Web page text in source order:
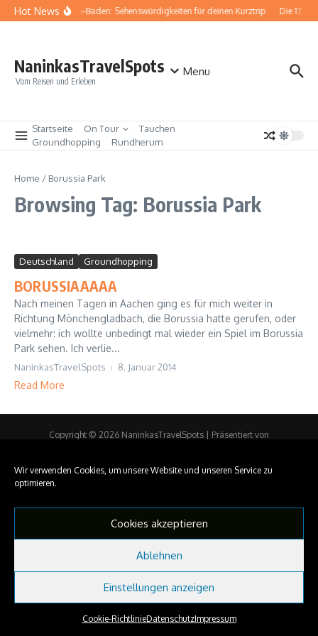
Wir verwenden Cookies, um unsere Website und unseren Service zu
optimieren.
Cookies akzeptieren
Ablehnen
Einstellungen anzeigen
Cookie-RichtlinieDatenschutzImpressum
Zum Inhalt springen
Hot NewsBaden-Baden: Sehenswürdigkeiten für deinen Kurztrip Die 17
NaninkasTravelSpots
Vom Reisen und Erleben
Menu
Startseite On Tour
Tauchen
Groundhopping
Rundherum
Home / Borussia Park
Browsing Tag: Borussia Park
Deutschland Groundhopping
BORUSSIAAAAA
Nach meinen Tagen in Aachen ging es für mich weiter in
Richtung Mönchengladbach, die Borussia hatte gerufen, oder
vielmehr: ich wollte unbedingt mal wieder ein Spiel im Borussia
Park sehen. Ich verlie...
NaninkasTravelSpots 8. Januar 2014
Read More
Copyright © 2026 NaninkasTravelSpots | Präsentiert von